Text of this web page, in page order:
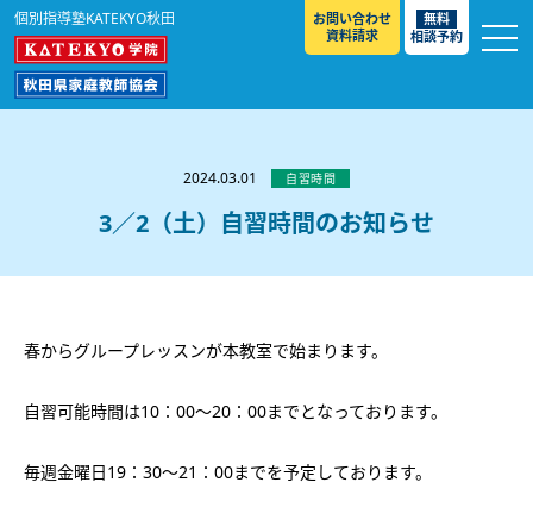
個別指導塾KATEKYO秋田
お問い合わせ
資料請求
無料
相談予約
選ばれる理由
教室紹介
秋田駅前校／秋田土崎校／横手駅前校
不登校生／GL／その他
合格実績・合格体験談
入試情報
高校入試／ 大学入試［ 推薦入試 ］／ 大学入試［ 共通テ
2024.03.01 自習時間
3／2（土）自習時間のお知らせ
春からグループレッスンが本教室で始まります。
自習可能時間は10：00～20：00までとなっております。
毎週金曜日19：30～21：00までを予定しております。